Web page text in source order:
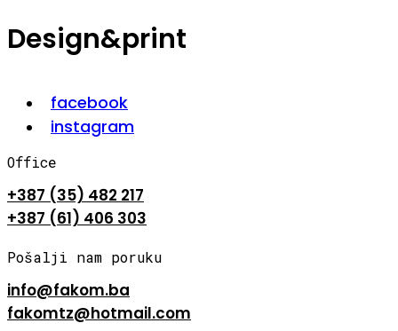
Design&print
facebook
instagram
Office
+387 (35) 482 217
+387 (61) 406 303
Pošalji nam poruku
info@fakom.ba
fakomtz@hotmail.com